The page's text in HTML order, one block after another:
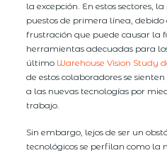
la excepción. En estos sectores,
puestos de primera línea,
frustración que puede causar la
herramientas adecuadas para
último Warehouse Vision Study
de estos colaboradores se
a las nuevas tecnologías por
trabajo.
Sin embargo, lejos de ser un
tecnológicos se perfilan como la